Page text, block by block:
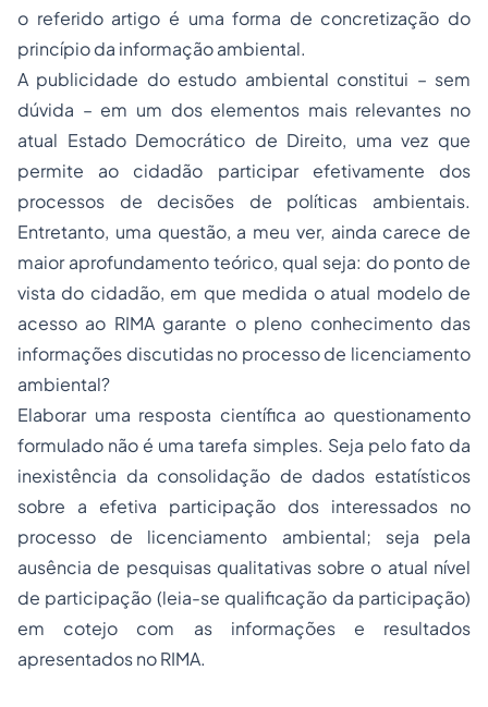
o referido artigo é uma forma de concretização do
princípio da informação ambiental.
A publicidade do estudo ambiental constitui – sem
dúvida – em um dos elementos mais relevantes no
atual Estado Democrático de Direito, uma vez que
permite ao cidadão participar efetivamente dos
processos de decisões de políticas ambientais.
Entretanto, uma questão, a meu ver, ainda carece de
maior aprofundamento teórico, qual seja: do ponto de
vista do cidadão, em que medida o atual modelo de
acesso ao RIMA garante o pleno conhecimento das
informações discutidas no processo de licenciamento
ambiental?
Elaborar uma resposta científica ao questionamento
formulado não é uma tarefa simples. Seja pelo fato da
inexistência da consolidação de dados estatísticos
sobre a efetiva participação dos interessados no
processo de licenciamento ambiental; seja pela
ausência de pesquisas qualitativas sobre o atual nível
de participação (leia-se qualificação da participação)
em cotejo com as informações e resultados
apresentados no RIMA.